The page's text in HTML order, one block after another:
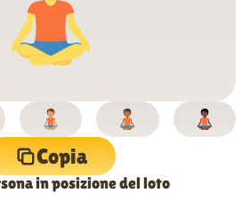
Copia
in posizione del loto